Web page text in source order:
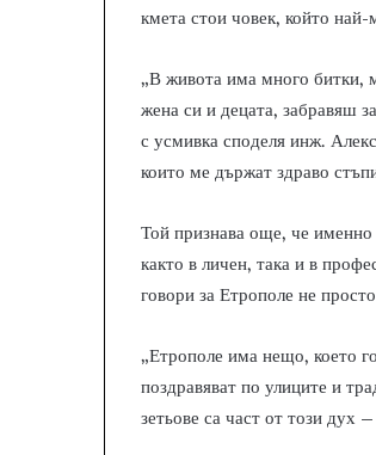
кмета стои човек, който
„В живота има много битки,
жена си и децата, забравяш
с усмивка споделя инж.
които ме държат здраво
Той признава още, че
както в личен, така и в
говори за Етрополе не
„Етрополе има нещо, което
поздравяват по улиците и
зетьове са част от този дух